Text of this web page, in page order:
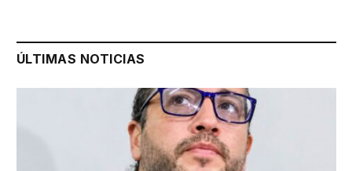
ÚLTIMAS NOTICIAS